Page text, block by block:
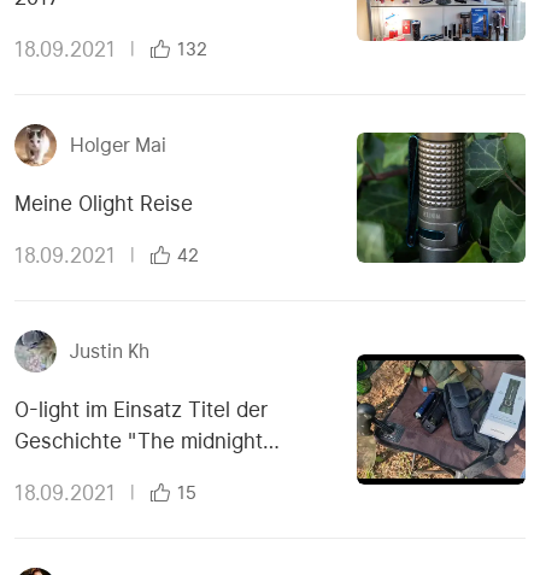
18.09.2021 132
Holger Mai
Meine Olight Reise
18.09.2021 42
Justin Kh
O-light im Einsatz Titel der
Geschichte "The midnight
18.09.2021 15